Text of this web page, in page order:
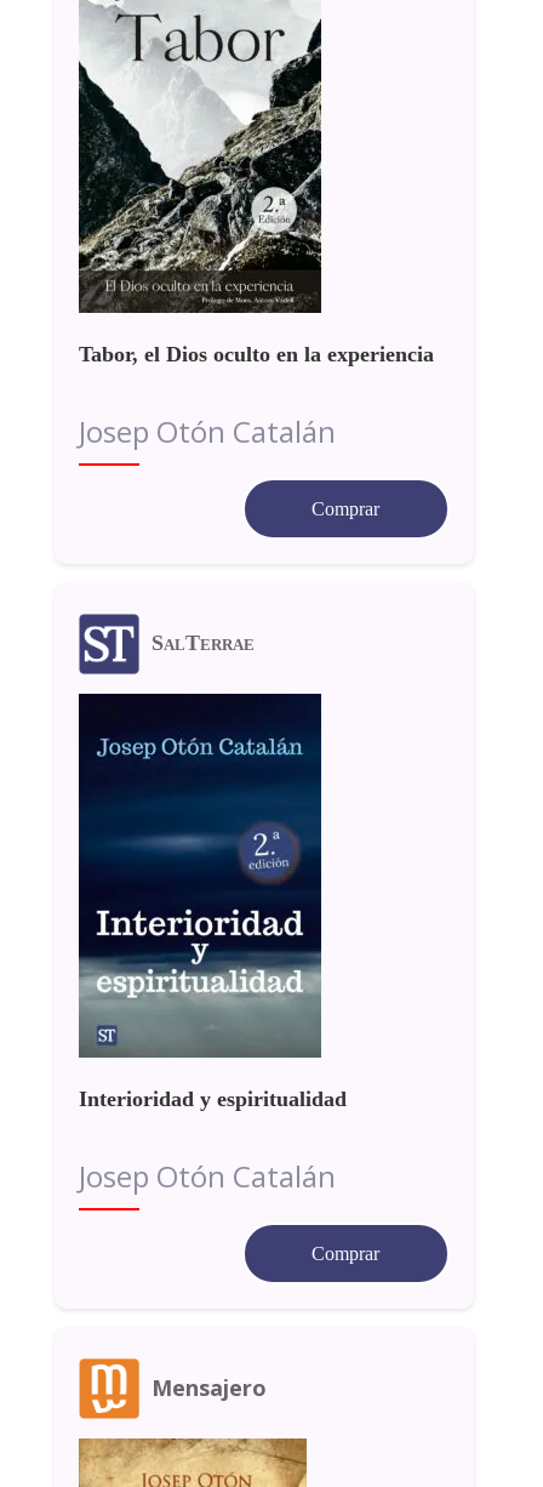
Tabor, el Dios oculto en la experiencia
Josep Otón Catalán
Comprar
SalTerrae
Interioridad y espiritualidad
Josep Otón Catalán
Comprar
Mensajero